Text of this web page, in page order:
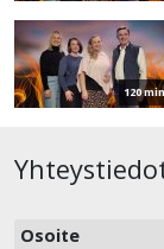
120 min
Osoite